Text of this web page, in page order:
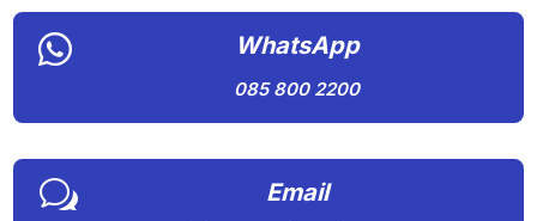
 WhatsApp
085 800 2200
w Email